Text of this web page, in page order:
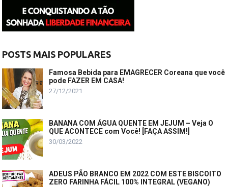
POSTS MAIS POPULARES
Famosa Bebida para EMAGRECER Coreana que você
pode FAZER EM CASA!
27/12/2021
BANANA COM ÁGUA QUENTE EM JEJUM – Veja O
QUE ACONTECE com Você! [FAÇA ASSIM!]
30/03/2022
ADEUS PÃO BRANCO EM 2022 COM ESTE BISCOITO
ZERO FARINHA FÁCIL 100% INTEGRAL (VEGANO)